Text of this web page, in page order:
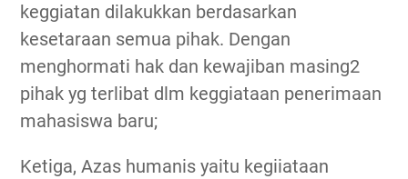
keggiatan dilakukkan berdasarkan
kesetaraan semua pihak. Dengan
menghormati hak dan kewajiban masing2
pihak yg terlibat dlm keggiataan penerimaan
mahasiswa baru;
Ketiga, Azas humanis yaitu kegiiataan